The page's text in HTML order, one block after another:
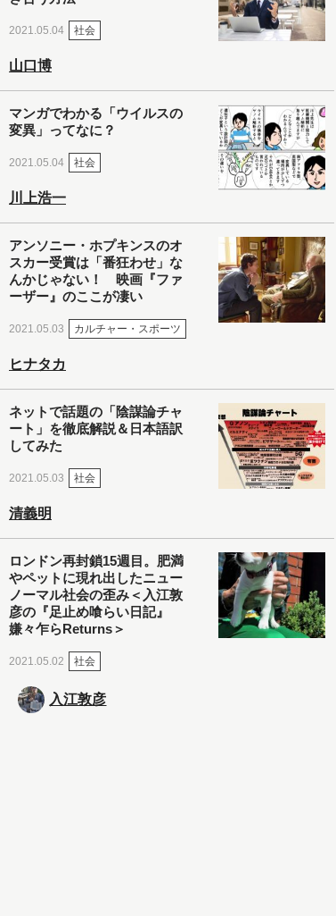
2021.05.04 社会
山口博
マンガでわかる「ウイルスの
変異」ってなに？
2021.05.04 社会
川上浩一
アンソニー・ホプキンスのオ
スカー受賞は「番狂わせ」な
んかじゃない！ 映画『ファ
ーザー』のここが凄い
2021.05.03 カルチャー・スポーツ
ヒナタカ
ネットで話題の「陰謀論チャ
ート」を徹底解説＆日本語訳
してみた
2021.05.03 社会
清義明
ロンドン再封鎖15週目。肥満
やペットに現れ出したニュー
ノーマル社会の歪み＜入江敦
彦の『足止め喰らい日記』
嫌々乍らReturns＞
2021.05.02 社会
入江敦彦